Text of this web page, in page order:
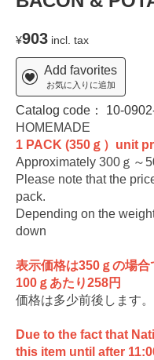
¥903 incl. tax
Add favorites
お気に入りに追加
Catalog code： 10-
HOMEMADE
1 PACK (350ｇ）unit
Approximately 300ｇ～
Please note that the
pack.
Depending on the
down
表示価格は350ｇの場合
100ｇあたり258円
価格は多少前後します
Due to the fact that
this item until after